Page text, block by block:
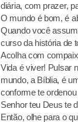
diária, com prazer,
O mundo é bom, é
Quando você
curso da história de
Acolha com
Vida é viver! Pulsar
mundo, a Bíblia, é
conforme te
Senhor teu Deus te
Então, olhe para o